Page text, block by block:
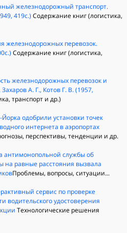
железнодорожный транспорт.
419с.) Содержание книг (логистика,
железнодорожных перевозок.
Содержание книг (логистика,
железнодорожных перевозок и
А. Г., Котов Г. В. (1957,
транспорт и др.)
одобрили установки точек
интернета в аэропортах
перспективы, тенденции и др.
антимонопольной службы об
на равные расстояния вызвала
Проблемы, вопросы, ситуации...
сервис по проверке
водительского удостоверения
Технологические решения